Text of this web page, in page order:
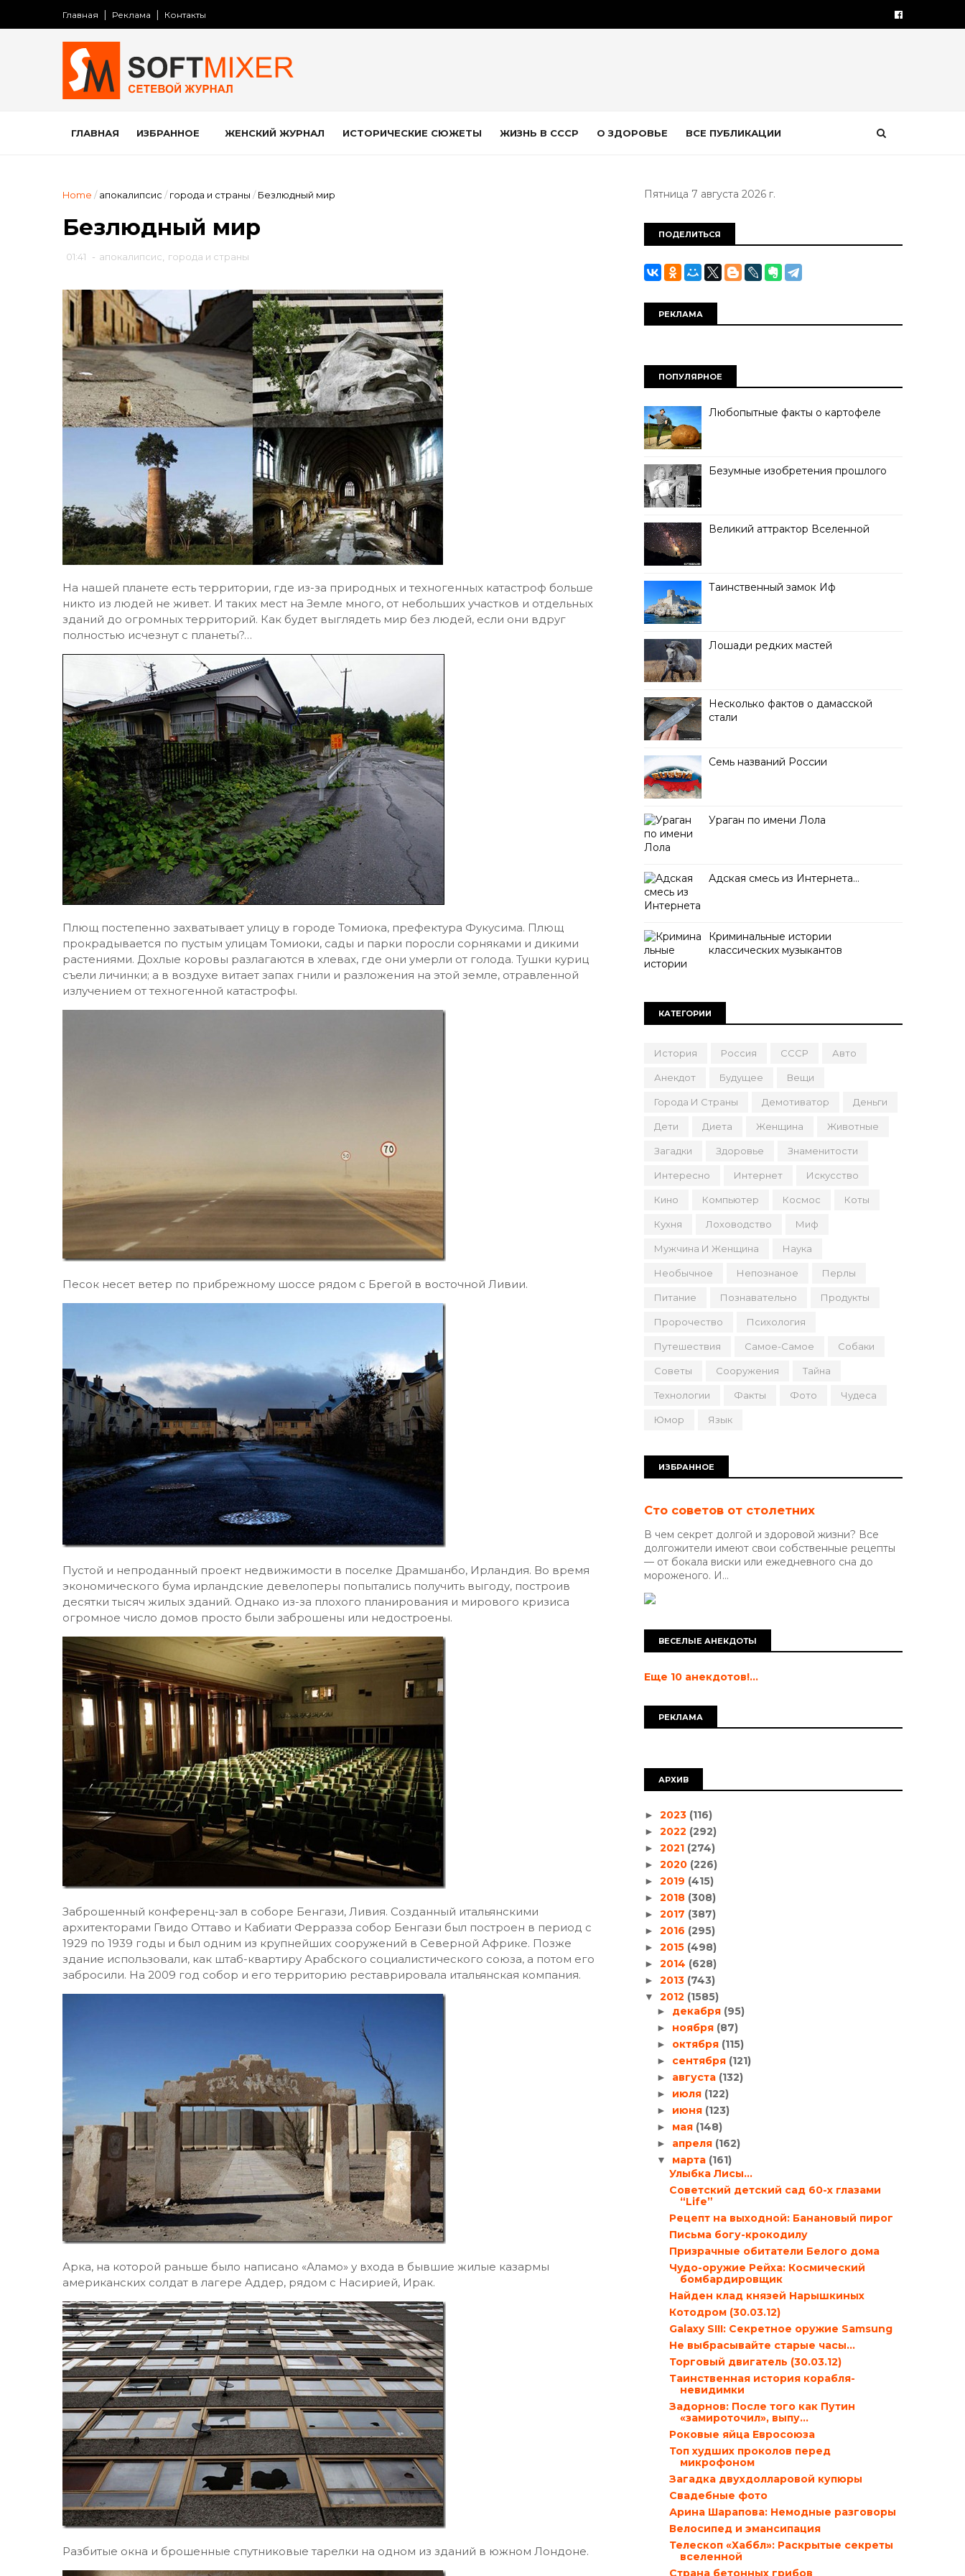
Главная Реклама Контакты
ГЛАВНАЯ ИЗБРАННОЕ ЖЕНСКИЙ ЖУРНАЛ ИСТОРИЧЕСКИЕ СЮЖЕТЫ ЖИЗНЬ В СССР О ЗДОРОВЬЕ ВСЕ ПУБЛИКАЦИИ
Home / апокалипсис / города и страны / Безлюдный мир
Безлюдный мир
01:41 - апокалипсис города и страны
На нашей планете есть территории, где из-за природных и техногенных катастроф больше
никто из людей не живет. И таких мест на Земле много, от небольших участков и отдельных
зданий до огромных территорий. Как будет выглядеть мир без людей, если они вдруг
полностью исчезнут с планеты?…
Плющ постепенно захватывает улицу в городе Томиока, префектура Фукусима. Плющ
прокрадывается по пустым улицам Томиоки, сады и парки поросли сорняками и дикими
растениями. Дохлые коровы разлагаются в хлевах, где они умерли от голода. Тушки куриц
съели личинки; а в воздухе витает запах гнили и разложения на этой земле, отравленной
излучением от техногенной катастрофы.
Песок несет ветер по прибрежному шоссе рядом с Брегой в восточной Ливии.
Пустой и непроданный проект недвижимости в поселке Драмшанбо, Ирландия. Во время
экономического бума ирландские девелоперы попытались получить выгоду, построив
десятки тысяч жилых зданий. Однако из-за плохого планирования и мирового кризиса
огромное число домов просто были заброшены или недостроены.
Заброшенный конференц-зал в соборе Бенгази, Ливия. Созданный итальянскими
архитекторами Гвидо Оттаво и Кабиати Ферразза собор Бенгази был построен в период с
1929 по 1939 годы и был одним из крупнейших сооружений в Северной Африке. Позже
здание использовали, как штаб-квартиру Арабского социалистического союза, а потом его
забросили. На 2009 год собор и его территорию реставрировала итальянская компания.
Арка, на которой раньше было написано «Аламо» у входа в бывшие жилые казармы
американских солдат в лагере Аддер, рядом с Насирией, Ирак.
Разбитые окна и брошенные спутниковые тарелки на одном из зданий в южном Лондоне.
Пятница 7 августа 2026 г.
ПОДЕЛИТЬСЯ
РЕКЛАМА
ПОПУЛЯРНОЕ
Любопытные факты о картофеле
Безумные изобретения прошлого
Великий аттрактор Вселенной
Таинственный замок Иф
Лошади редких мастей
Несколько фактов о дамасской
стали
Семь названий России
Ураган по имени Лола
Адская смесь из Интернета…
Криминальные истории
классических музыкантов
КАТЕГОРИИ
История Россия СССР Авто
Анекдот Будущее Вещи
Города И Страны Демотиватор Деньги
Дети Диета Женщина Животные
Загадки Здоровье Знаменитости
Интересно Интернет Искусство
Кино Компьютер Космос Коты
Кухня Лоховодство Миф
Мужчина И Женщина Наука
Необычное Непознаное Перлы
Питание Познавательно Продукты
Пророчество Психология
Путешествия Самое-Самое Собаки
Советы Сооружения Тайна
Технологии Факты Фото Чудеса
Юмор Язык
ИЗБРАННОЕ
Сто советов от столетних
В чем секрет долгой и здоровой жизни? Все
долгожители имеют свои собственные рецепты
— от бокала виски или ежедневного сна до
мороженого. И...
ВЕСЕЛЫЕ АНЕКДОТЫ
Еще 10 анекдотов!...
РЕКЛАМА
АРХИВ
► 2023 (116)
► 2022 (292)
► 2021 (274)
► 2020 (226)
► 2019 (415)
► 2018 (308)
► 2017 (387)
► 2016 (295)
► 2015 (498)
► 2014 (628)
► 2013 (743)
▼ 2012 (1585)
► декабря (95)
► ноября (87)
► октября (115)
► сентября (121)
► августа (132)
► июля (122)
► июня (123)
► мая (148)
► апреля (162)
▼ марта (161)
Улыбка Лисы…
Cоветский детский сад 60-х глазами
“Life”
Рецепт на выходной: Банановый пирог
Письма богу-крокодилу
Призрачные обитатели Белого дома
Чудо-оружие Рейха: Космический
бомбардировщик
Найден клад князей Нарышкиных
Котодром (30.03.12)
Galaxy SIII: Секретное оружие Samsung
Не выбрасывайте старые часы…
Торговый двигатель (30.03.12)
Таинственная история корабля-
невидимки
Задорнов: После того как Путин
«замироточил», выпу...
Роковые яйца Евросоюза
Топ худших проколов перед
микрофоном
Загадка двухдолларовой купюры
Свадебные фото
Арина Шарапова: Немодные разговоры
Велосипед и эмансипация
Телескоп «Хаббл»: Раскрытые секреты
вселенной
Страна бетонных грибов